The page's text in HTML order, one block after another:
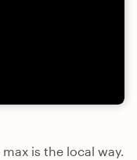
is the local way.